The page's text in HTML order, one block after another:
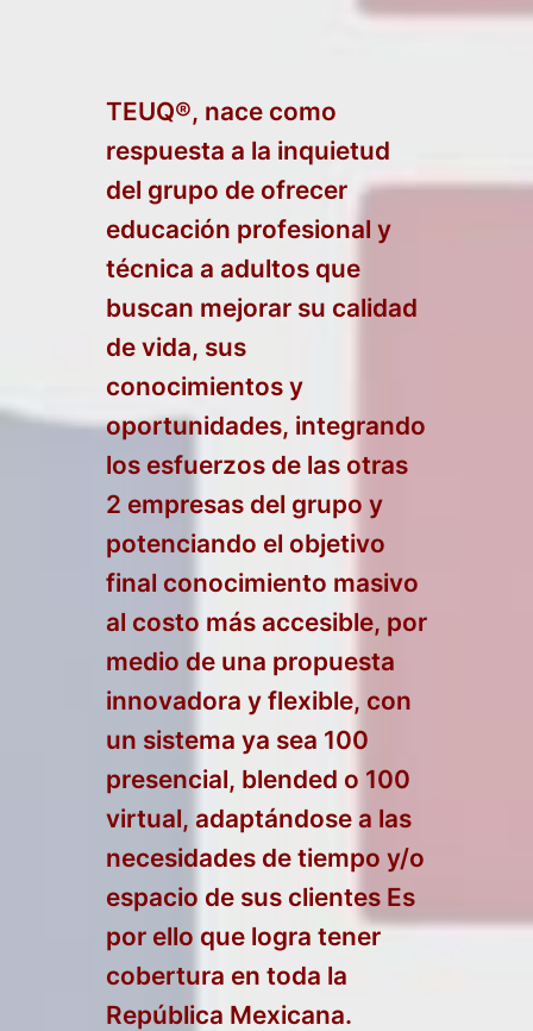
TEUQ®, nace como
respuesta a la inquietud
del grupo de ofrecer
educación profesional y
técnica a adultos que
buscan mejorar su calidad
de vida, sus
conocimientos y
oportunidades, integrando
los esfuerzos de las otras
2 empresas del grupo y
potenciando el objetivo
final conocimiento masivo
al costo más accesible, por
medio de una propuesta
innovadora y flexible, con
un sistema ya sea 100
presencial, blended o 100
virtual, adaptándose a las
necesidades de tiempo y/o
espacio de sus clientes Es
por ello que logra tener
cobertura en toda la
República Mexicana.